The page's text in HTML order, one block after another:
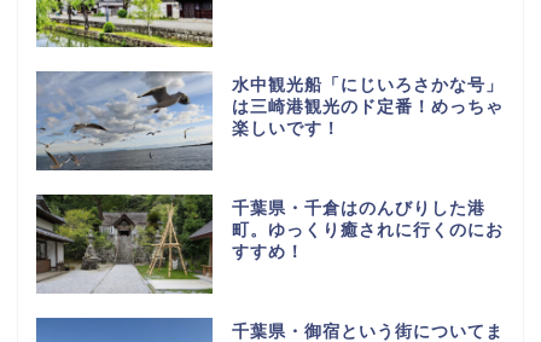
水中観光船「にじいろさかな号」
は三崎港観光のド定番！めっちゃ
楽しいです！
千葉県・千倉はのんびりした港
町。ゆっくり癒されに行くのにお
すすめ！
千葉県・御宿という街についてま